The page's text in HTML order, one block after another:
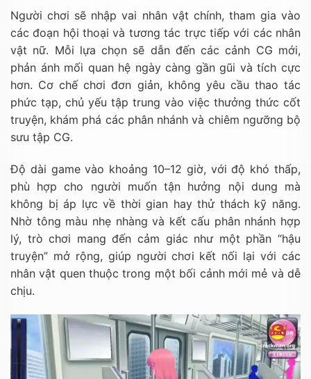
Người chơi sẽ nhập vai nhân vật chính, tham gia vào
các đoạn hội thoại và tương tác trực tiếp với các nhân
vật nữ. Mỗi lựa chọn sẽ dẫn đến các cảnh CG mới,
phản ánh mối quan hệ ngày càng gần gũi và tích cực
hơn. Cơ chế chơi đơn giản, không yêu cầu thao tác
phức tạp, chủ yếu tập trung vào việc thưởng thức cốt
truyện, khám phá các phân nhánh và chiêm ngưỡng bộ
sưu tập CG.
Độ dài game vào khoảng 10–12 giờ, với độ khó thấp,
phù hợp cho người muốn tận hưởng nội dung mà
không bị áp lực về thời gian hay thử thách kỹ năng.
Nhờ tông màu nhẹ nhàng và kết cấu phân nhánh hợp
lý, trò chơi mang đến cảm giác như một phần “hậu
truyện” mở rộng, giúp người chơi kết nối lại với các
nhân vật quen thuộc trong một bối cảnh mới mẻ và dễ
chịu.